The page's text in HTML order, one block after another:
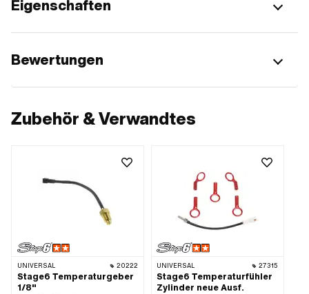
Eigenschaften
Bewertungen
Zubehör & Verwandtes
UNIVERSAL 20222
Stage6 Temperaturgeber
1/8"
UNIVERSAL 27315
Stage6 Temperaturfühler
Zylinder neue Ausf.